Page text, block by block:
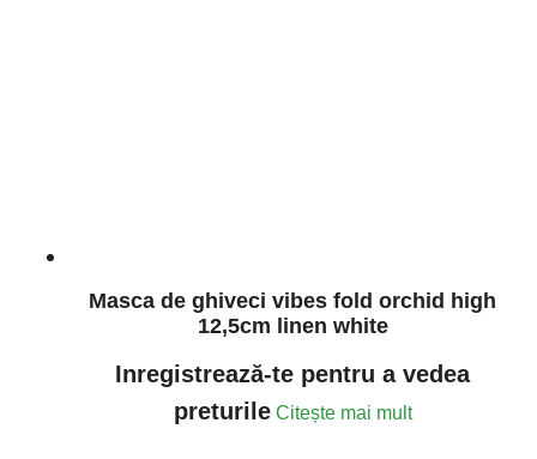
Masca de ghiveci vibes fold orchid high
12,5cm linen white
Inregistrează-te pentru a vedea
preturile Citește mai mult